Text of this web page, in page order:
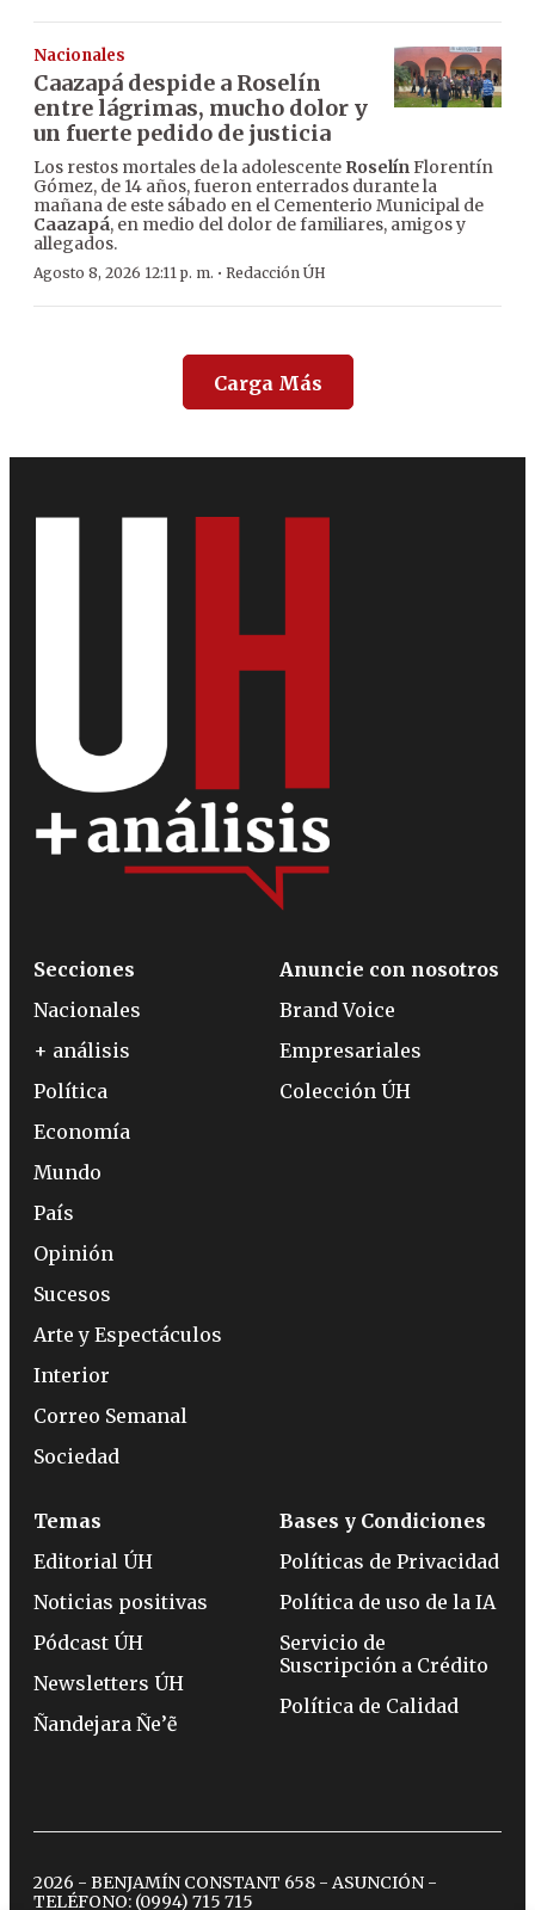
Nacionales
Caazapá despide a Roselín
entre lágrimas, mucho dolor y
un fuerte pedido de justicia
Los restos mortales de la adolescente RoselínFlorentín
Gómez, de 14 años, fueron enterrados durante la
mañana de este sábado en el Cementerio Municipal de
Caazapá, en medio del dolor de familiares, amigos y
allegados.
Agosto 8, 2026 12:11 p. m. · Redacción ÚH
Carga Más
Secciones
Nacionales
+ análisis
Política
Economía
Mundo
País
Opinión
Sucesos
Arte y Espectáculos
Interior
Correo Semanal
Sociedad
Anuncie con nosotros
Brand Voice
Empresariales
Colección ÚH
Temas
Editorial ÚH
Noticias positivas
Pódcast ÚH
Newsletters ÚH
Ñandejara Ñe’ẽ
Bases y Condiciones
Políticas de Privacidad
Política de uso de la IA
Servicio de
Suscripción a Crédito
Política de Calidad
2026 - BENJAMÍN CONSTANT 658 - ASUNCIÓN -
TELÉFONO: (0994) 715 715